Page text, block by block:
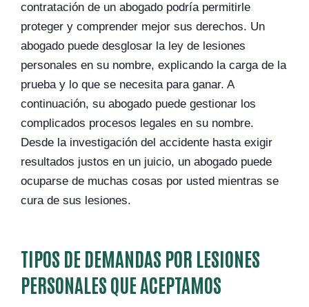
contratación de un abogado podría permitirle
proteger y comprender mejor sus derechos. Un
abogado puede desglosar la ley de lesiones
personales en su nombre, explicando la carga de la
prueba y lo que se necesita para ganar. A
continuación, su abogado puede gestionar los
complicados procesos legales en su nombre.
Desde la investigación del accidente hasta exigir
resultados justos en un juicio, un abogado puede
ocuparse de muchas cosas por usted mientras se
cura de sus lesiones.
TIPOS DE DEMANDAS POR LESIONES
PERSONALES QUE ACEPTAMOS